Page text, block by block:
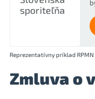
Reprezentatívny príklad RPMN
Zmluva o